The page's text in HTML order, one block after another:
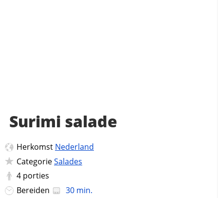
Surimi salade
Herkomst Nederland
CategorieSalades
4 porties
Bereiden
30 min.